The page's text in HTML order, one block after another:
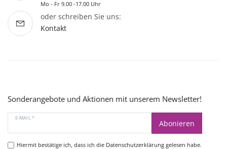
Mo - Fr 9.00 -17.00 Uhr
oder schreiben Sie uns:
Kontakt
Sonderangebote und Aktionen mit unserem Newsletter!
E-MAIL *
Abonieren
Hiermit bestätige ich, dass ich die Datenschutzerklärunggelesen habe.